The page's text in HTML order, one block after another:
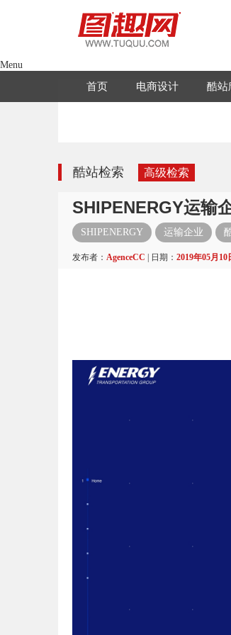
Menu
首页 电商设计 酷站
酷站检索 高级检索
SHIPENERGY运输
SHIPENERGY 运输企业
发布者： AgenceCC | 日期： 2019年05月10